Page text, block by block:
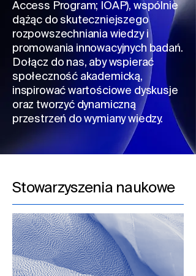
Access Program; IOAP), wspólnie
dążąc do skuteczniejszego
rozpowszechniania wiedzy i
promowania innowacyjnych badań.
Dołącz do nas, aby wspierać
społeczność akademicką,
inspirować wartościowe dyskusje
oraz tworzyć dynamiczną
przestrzeń do wymiany wiedzy.
Stowarzyszenia naukowe